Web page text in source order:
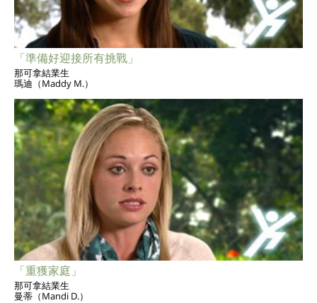
「準備好迎接所有挑戰」
那可拿結業生
瑪迪（Maddy M.）
「重獲家庭」
那可拿結業生
曼蒂（Mandi D.）